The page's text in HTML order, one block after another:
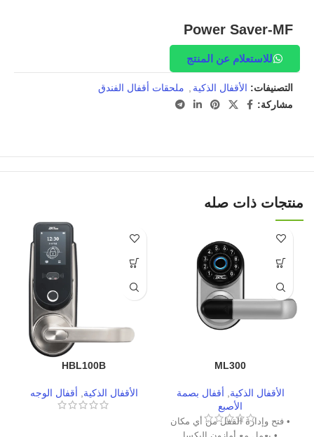
Power Saver-MF
للاستعلام عن المنتج
التصنيفات: الأقفال الذكية
ملحقات أقفال الفندق
مشاركة:
منتجات ذات صله
ML300
الأقفال الذكية
أقفال بصمة
الأصبع
• فتح وإدارة القفل من أي مكان
HBL100B
الأقفال الذكية أقفال الوجه